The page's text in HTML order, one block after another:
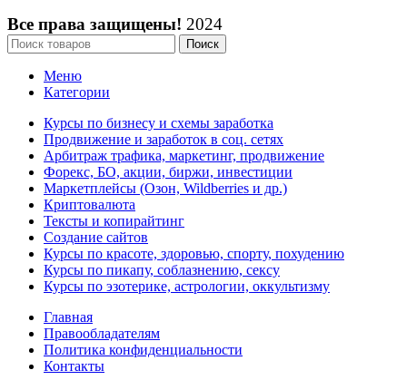
Все права защищены! 2024
Поиск
Меню
Категории
Курсы по бизнесу и схемы заработка
Продвижение и заработок в соц. сетях
Арбитраж трафика, маркетинг, продвижение
Форекс, БО, акции, биржи, инвестиции
Маркетплейсы (Озон, Wildberries и др.)
Криптовалюта
Тексты и копирайтинг
Создание сайтов
Курсы по красоте, здоровью, спорту, похудению
Курсы по пикапу, соблазнению, сексу
Курсы по эзотерике, астрологии, оккультизму
Главная
Правообладателям
Политика конфиденциальности
Контакты